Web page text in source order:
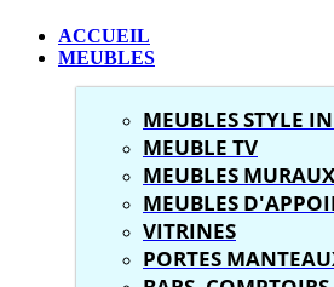
ACCUEIL
MEUBLES
MEUBLES STYLE
MEUBLE TV
MEUBLES MURAUX
MEUBLES
VITRINES
PORTES